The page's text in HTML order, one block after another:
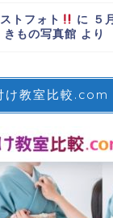
トフォト に ５
きもの写真館 より
け教室比較.com